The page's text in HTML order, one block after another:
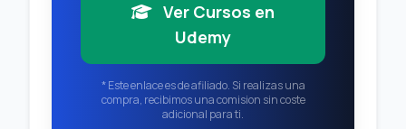
Ver Cursos en
Udemy
* Este enlace es de afiliado. Si realizas una
compra, recibimos una comision sin coste
adicional para ti.